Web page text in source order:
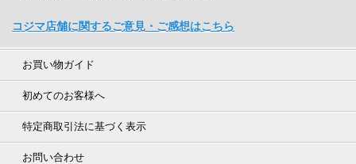
コジマ店舗に関するご意見・ご感想はこちら
お買い物ガイド
初めてのお客様へ
特定商取引法に基づく表示
お問い合わせ